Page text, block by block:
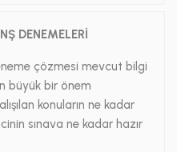
DENEMELERİ
çözmesi mevcut bilgi
büyük bir önem
konuların ne kadar
sınava ne kadar hazır